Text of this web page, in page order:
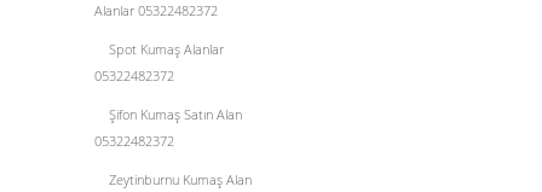
Alanlar 05322482372
Spot Kumaş Alanlar
05322482372
Şifon Kumaş Satın Alan
05322482372
Zeytinburnu Kumaş Alan